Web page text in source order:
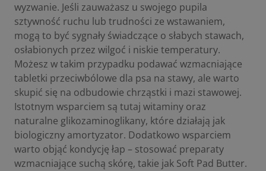
wyzwanie. Jeśli zauważasz u swojego pupila
sztywność ruchu lub trudności ze wstawaniem,
mogą to być sygnały świadczące o słabych stawach,
osłabionych przez wilgoć i niskie temperatury.
Możesz w takim przypadku podawać wzmacniające
tabletki przeciwbólowe dla psa na stawy, ale warto
skupić się na odbudowie chrząstki i mazi stawowej.
Istotnym wsparciem są tutaj witaminy oraz
naturalne glikozaminoglikany, które działają jak
biologiczny amortyzator. Dodatkowo wsparciem
warto objąć kondycję łap – stosować preparaty
wzmacniające suchą skórę, takie jak Soft Pad Butter.